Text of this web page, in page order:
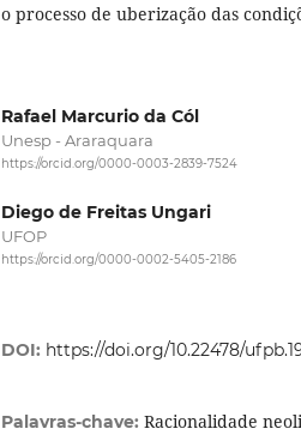
o processo de uberização das
Rafael Marcurio da Cól
Unesp - Araraquara
https://orcid.org/0000-0003-2839-7524
Diego de Freitas Ungari
UFOP
https://orcid.org/0000-0002-5405-2186
DOI: https://doi.org/10.22478/
Palavras-chave: Racionalidade